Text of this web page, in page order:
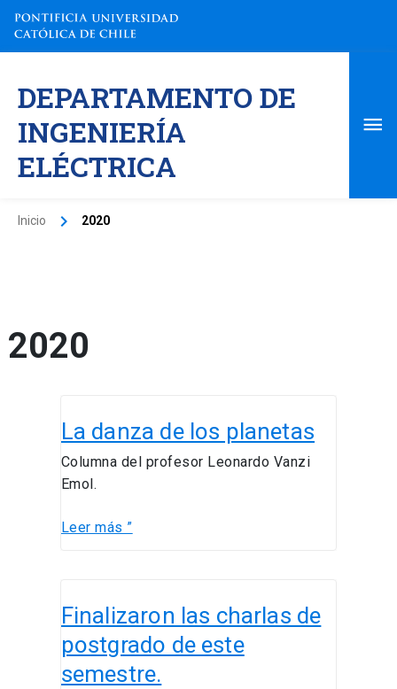
contenido
DEPARTAMENTO DE
INGENIERÍA
ELÉCTRICA
Inicio 2020
2020
La danza de los planetas
Columna del profesor Leonardo Vanzi
Emol.
danza
los
planetas
Leer más ”
Finalizaron las charlas de
postgrado de este
semestre.
las
charlas
de
postgrado